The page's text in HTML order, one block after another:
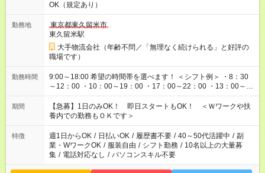
OK（規定あり）
勤務地
東京都東久留米市
東久留米駅
大手物流会社（年齢不問／「無理なく続けられる」と好評の
職場です）
勤務時間
9:00～18:00 希望の時間帯を選べます！ ＜シフト例＞ ・8：30
～12：00 ・10：00～19：00 ・17：00～22：00 ・13：00～
22：00 ・22：00～翌6：00 など
期間
【急募】1日のみOK！ 即日スタートもOK！ ＜Ｗワークや扶
養内での勤務もＯＫです＞
特徴 週1日からOK / 日払いOK / 履歴書不要 / 40～50代活躍中 / 副
業・WワークOK / 服装自由 / シフト勤務 / 10名以上の大量募
集 / 電話対応なし / パソコンスキル不要